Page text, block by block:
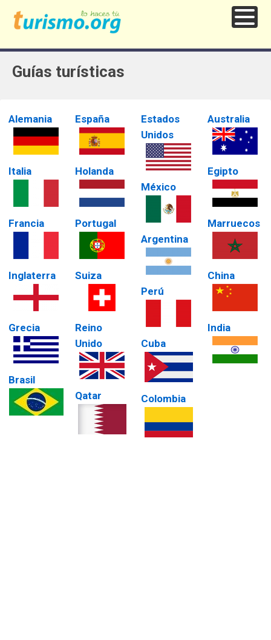
Guías turísticas
Alemania
Italia
Francia
Inglaterra
Grecia
Brasil
España
Holanda
Portugal
Suiza
Reino
Unido
Qatar
Estados
Unidos
México
Argentina
Perú
Cuba
Colombia
Australia
Egipto
Marruecos
China
India